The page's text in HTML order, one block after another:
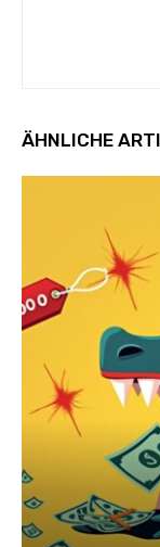
ÄHNLICHE